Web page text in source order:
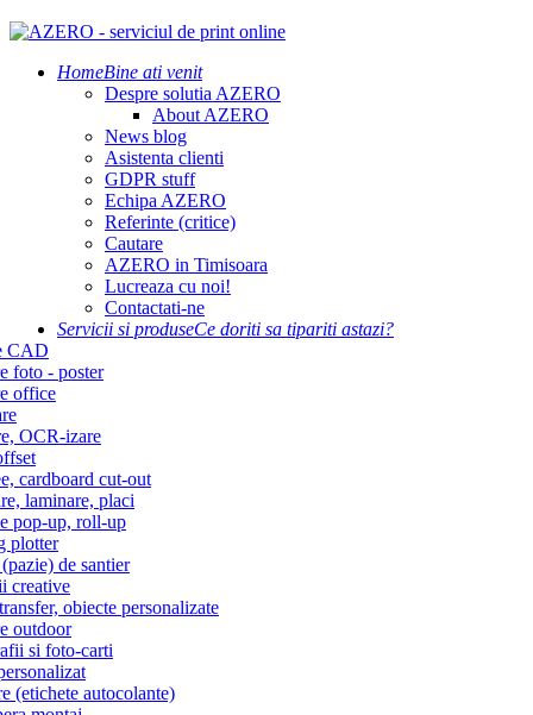
HomeBine ati venit
Despre solutia AZERO
About AZERO
News blog
Asistenta clienti
GDPR stuff
Echipa AZERO
Referinte (critice)
Cautare
AZERO in Timisoara
Lucreaza cu noi!
Contactati-ne
Servicii si produseCe doriti sa tipariti astazi?
CAD
foto - poster
office
OCR-izare
cardboard cut-out
laminare, placi
pop-up, roll-up
plotter
de santier
creative
obiecte personalizate
outdoor
si foto-carti
(etichete autocolante)